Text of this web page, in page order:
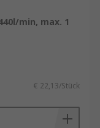
Bewegung,
gesteuert,
einer SPS
min, max. 1
€ 22,13/Stück